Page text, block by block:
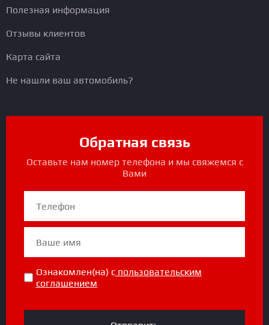
Полезная информация
Отзывы клиентов
Карта сайта
Не нашли ваш автомобиль?
Обратная связь
Оставьте нам номер телефона и мы свяжемся с
Вами
Ознакомлен(на) с пользовательским
соглашением